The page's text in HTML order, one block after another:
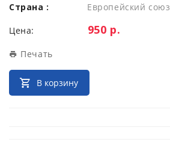
Страна :
Европейский союз
Цена: Цена:
950 р.
Печать
В корзину